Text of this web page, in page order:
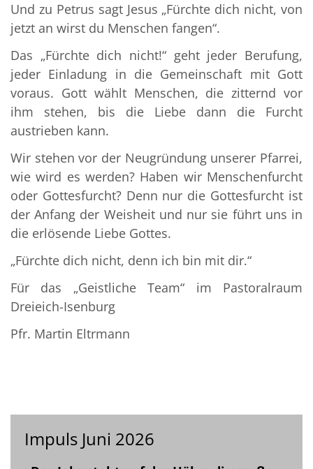
Und zu Petrus sagt Jesus „Fürchte dich nicht, von
jetzt an wirst du Menschen fangen“.
Das „Fürchte dich nicht!“ geht jeder Berufung,
jeder Einladung in die Gemeinschaft mit Gott
voraus. Gott wählt Menschen, die zitternd vor
ihm stehen, bis die Liebe dann die Furcht
austrieben kann.
Wir stehen vor der Neugründung unserer Pfarrei,
wie wird es werden? Haben wir Menschenfurcht
oder Gottesfurcht? Denn nur die Gottesfurcht ist
der Anfang der Weisheit und nur sie führt uns in
die erlösende Liebe Gottes.
„Fürchte dich nicht, denn ich bin mit dir.“
Für das „Geistliche Team“ im Pastoralraum
Dreieich-Isenburg
Pfr. Martin Eltrmann
Impuls Juni 2026